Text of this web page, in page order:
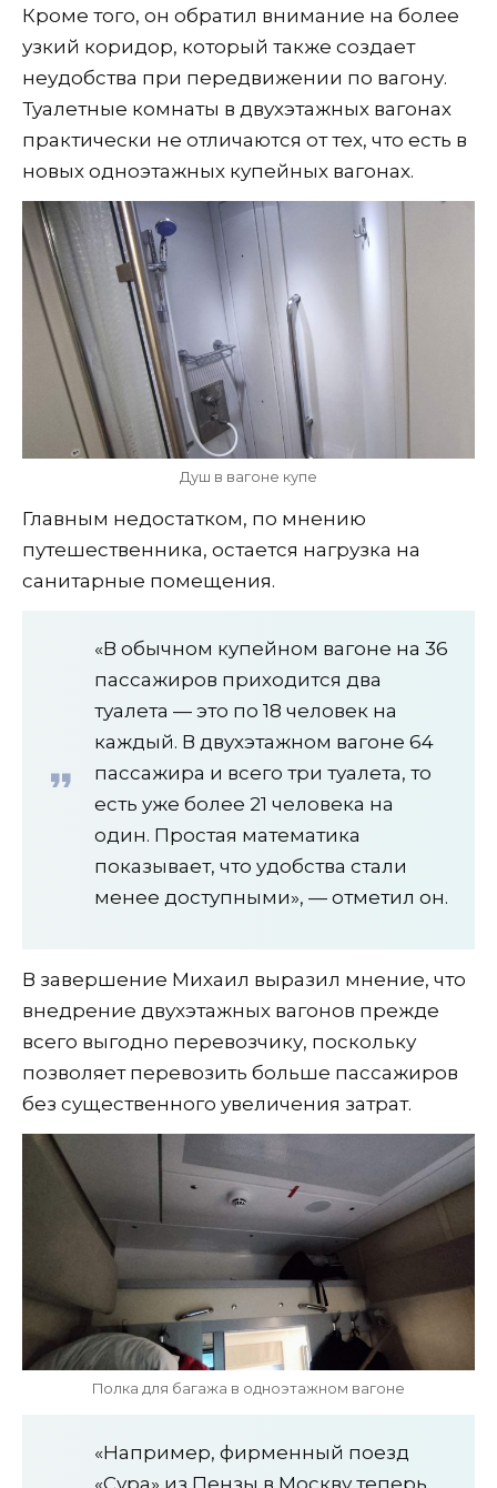
Кроме того, он обратил внимание на более
узкий коридор, который также создает
неудобства при передвижении по вагону.
Туалетные комнаты в двухэтажных вагонах
практически не отличаются от тех, что есть в
новых одноэтажных купейных вагонах.
Душ в вагоне купе
Главным недостатком, по мнению
путешественника, остается нагрузка на
санитарные помещения.
«В обычном купейном вагоне на 36
пассажиров приходится два
туалета — это по 18 человек на
каждый. В двухэтажном вагоне 64
пассажира и всего три туалета, то
есть уже более 21 человека на
один. Простая математика
показывает, что удобства стали
менее доступными», — отметил он.
В завершение Михаил выразил мнение, что
внедрение двухэтажных вагонов прежде
всего выгодно перевозчику, поскольку
позволяет перевозить больше пассажиров
без существенного увеличения затрат.
Полка для багажа в одноэтажном вагоне
«Например, фирменный поезд